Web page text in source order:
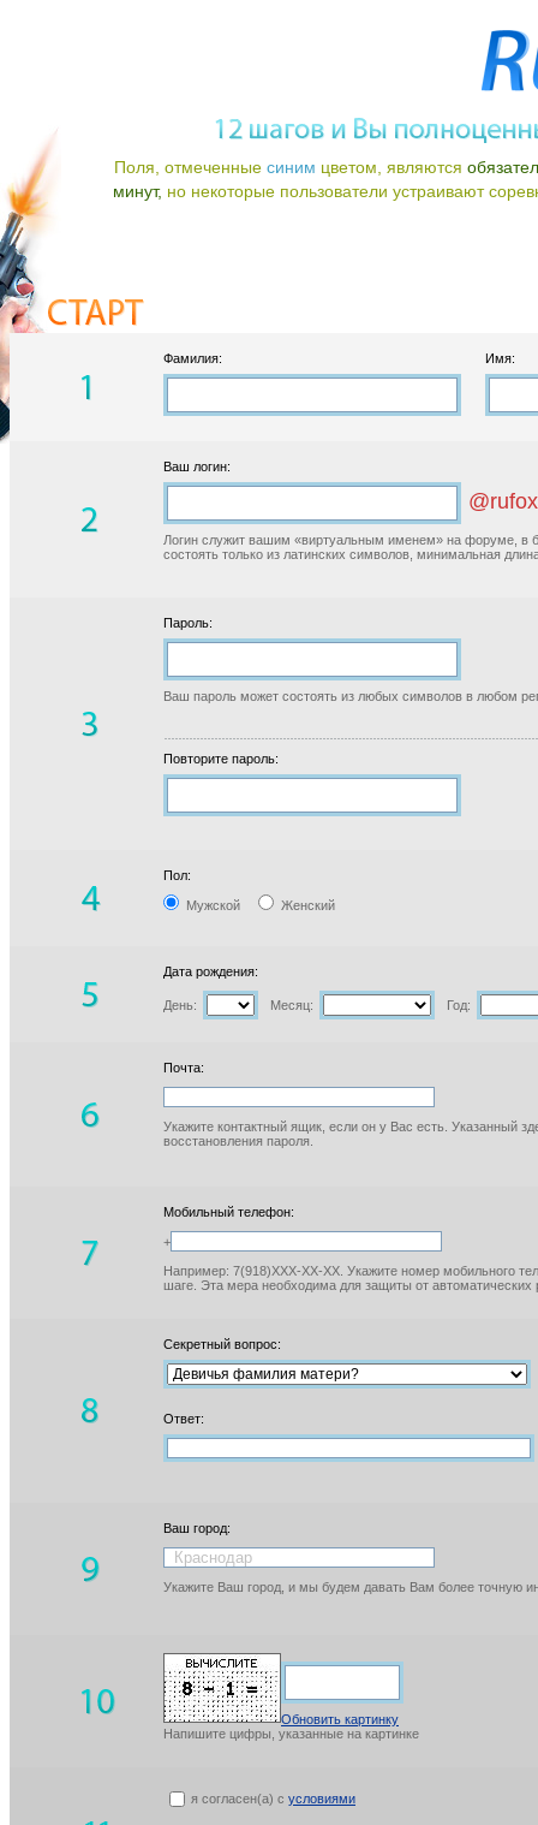
Поля, отмеченные синим цветом, являются
минут, но некоторые пользователи устраивают
Фамилия: Имя:
Ваш логин:
Логин служит вашим «виртуальным именем» на форуме, в
состоять только из латинских символов, минимальная
Пароль:
Ваш пароль может состоять из любых символов в любом
Повторите пароль:
Пол:
Мужской Женский
Дата рождения:
День: Месяц: Год:
Почта:
Укажите контактный ящик, если он у Вас есть. Указанный
восстановления пароля.
Мобильный телефон:
+
Например: 7(918)XXX-XX-XX. Укажите номер мобильного
шаге. Эта мера необходима для защиты от автоматических
Секретный вопрос:
Ответ:
Ваш город:
Укажите Ваш город, и мы будем давать Вам более точную
Обновить картинку
Напишите цифры, указанные на картинке
я согласен(а) с условиями